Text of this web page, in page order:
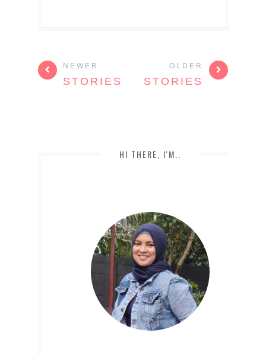
NEWER
STORIES
OLDER
STORIES
HI THERE, I'M..